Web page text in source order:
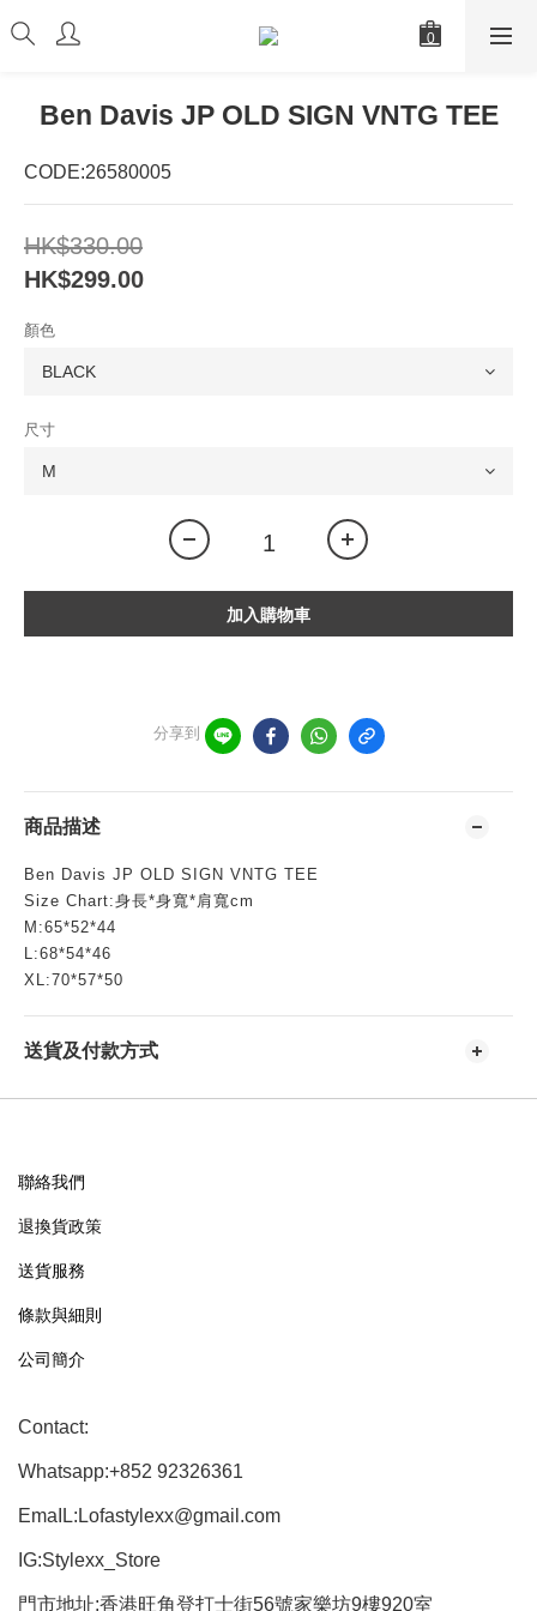
Ben Davis JP OLD SIGN VNTG TEE
CODE:26580005
HK$330.00
HK$299.00
顏色
尺寸
加入購物車
分享到
商品描述
Ben Davis JP OLD SIGN VNTG TEE
Size Chart:身長*身寬*肩寬cm
M:65*52*44
L:68*54*46
XL:70*57*50
送貨及付款方式
聯絡我們
退換貨政策
送貨服務
條款與細則
公司簡介
Contact:
Whatsapp:+852 92326361
EmaIL:Lofastylexx@gmail.com
IG:Stylexx_Store
門市地址:香港旺角登打士街56號家樂坊9樓920室